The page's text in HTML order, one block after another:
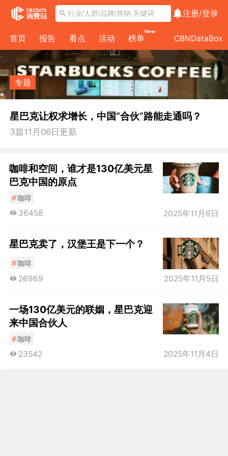
注册/登录
首页 报告 看点 活动 榜单
New
CBNDataBox
专题
星巴克让权求增长，中国“合伙”路能走通吗？
3篇11月06日 更新
咖啡和空间，谁才是130亿美元星
巴克中国的原点
#咖啡
36458 2025年11月6日
星巴克卖了，汉堡王是下一个？
#咖啡
26969 2025年11月5日
一场130亿美元的联姻，星巴克迎
来中国合伙人
#咖啡
23542 2025年11月4日